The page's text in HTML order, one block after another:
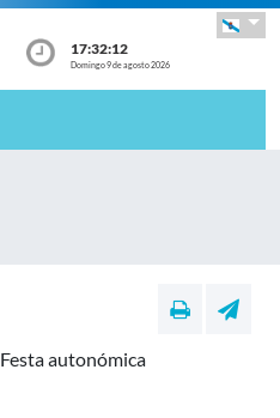
17:32:12
Domingo 9 de agosto 2026
Festa autonómica